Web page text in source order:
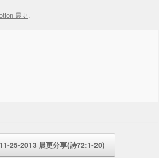
晨更.
11-25-2013 晨更分享(詩72:1-20)